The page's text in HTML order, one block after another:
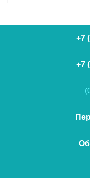
+7
+7